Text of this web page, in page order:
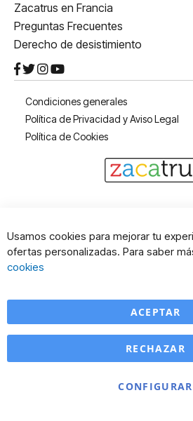
Zacatrus en Francia
Preguntas Frecuentes
Derecho de desistimiento
Condiciones generales
Política de Privacidad y Aviso Legal
Política de Cookies
Usamos cookies para mejorar tu
ofertas personalizadas. Para saber
cookies
ACEPTAR
CONFIGURAR
RECHAZAR